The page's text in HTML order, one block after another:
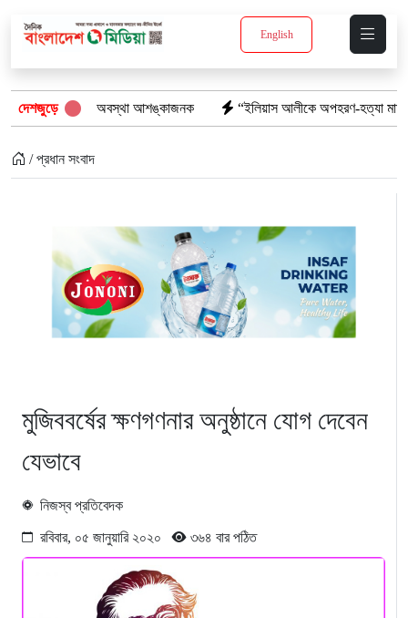
English
দেশজুড়ে
জনের অবস্থা আশঙ্কাজনক “ইলিয়াস আলীকে অপহরণ-হত্যা মামলা: সাইফুর
/ প্রধান সংবাদ
মুজিববর্ষের ক্ষণগণনার অনুষ্ঠানে যোগ দেবেন
যেভাবে
নিজস্ব প্রতিবেদক
রবিবার, ০৫ জানুয়ারি ২০২০ ৩৬৪ বার পঠিত